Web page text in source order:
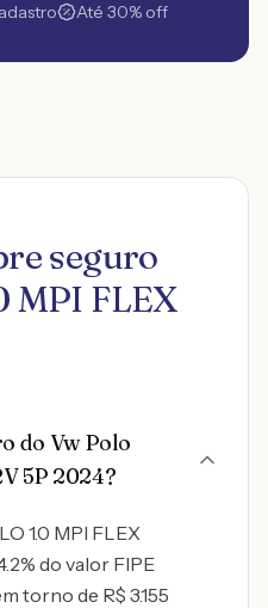
Até 30% off
seguro
MPI FLEX
do Vw Polo
5P 2024?
1.0 MPI FLEX
do valor FIPE
torno de R$ 3.155